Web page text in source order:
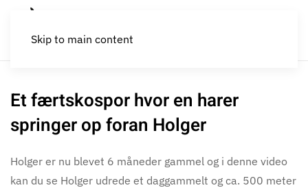
Skip to main content
Et færtskospor hvor en harer
springer op foran Holger
Holger er nu blevet 6 måneder gammel og i denne video
kan du se Holger udrede et daggammelt og ca. 500 meter